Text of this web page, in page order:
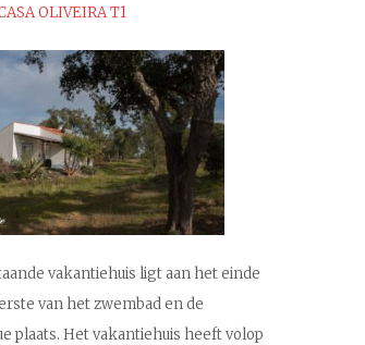
OLIVEIRA T1
vakantiehuis ligt aan het einde
van het zwembad en de
plaats. Het vakantiehuis heeft volop